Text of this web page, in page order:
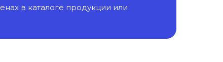
в каталоге продукции или